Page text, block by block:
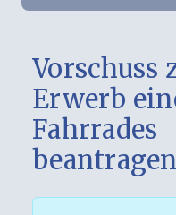
Vorschuss
Erwerb
Fahrrades
beantragen